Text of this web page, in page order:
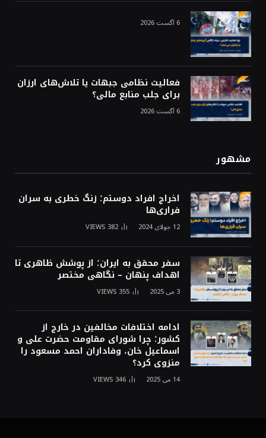
6 آگست 2026
فعالیت نظامی جبهات یا تلاش‌های ارزان
برای جلب منابع مالی؟
6 آگست 2026
مشهور
اخراج افراد دوستم؛ زنگ خطری به سران
فراری‌ها
12 جولای 2024 382
VIEWS
سفر محقق به ایران؛ از پوشش ظاهری تا
اهداف پنهان – نگاهی مختصر
3 می 2025 355
VIEWS
ادامه اختلافات مخالفین در خارج از
کشور؛ چرا شورای مقاومت حضرت علی و
اسماعیل خان، وفاداران احمد مسعود را
منزوی کرد؟
14 می 2025 346
VIEWS